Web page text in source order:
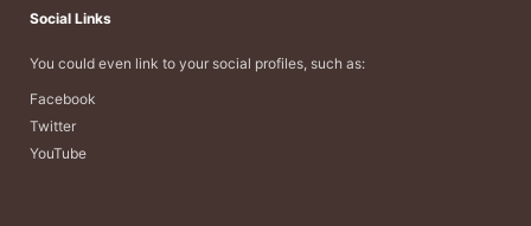
Social Links
You could even link to your social profiles, such as:
Facebook
Twitter
YouTube